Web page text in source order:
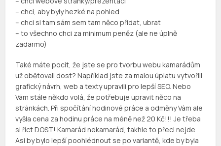
– chci, aby byly hezké na pohled
– chci si tam sám sem tam něco přidat, ubrat
– to všechno chci za minimum peněz (ale ne úplně
zadarmo)
Také máte pocit, že jste se pro tvorbu webu kamarádům
už obětovali dost? Například jste za malou úplatu vytvořili
grafický návrh, web a texty upravili pro lepší SEO. Nebo
Vám stále někdo volá, že potřebuje upravit něco na
stránkách. Při spočítání hodinové práce a odměny Vám ale
vyšla cena za hodinu práce na méně než 20 Kč!!! Je třeba
si říct DOST! Kamarád nekamarád, takhle to přeci nejde.
Asi by bylo lepší poohlédnout se po variantě, kde by byla